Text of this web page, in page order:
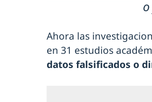
Ahora las
en 31 estudios
datos falsificados o